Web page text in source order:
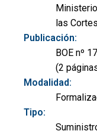
las
Publicación:
BOE nº
(2
Modalidad:
Tipo: